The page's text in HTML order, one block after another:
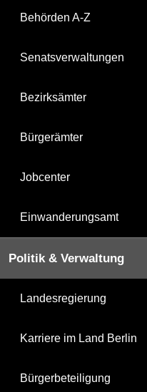
Behörden A-Z
Senatsverwaltungen
Bezirksämter
Bürgerämter
Jobcenter
Einwanderungsamt
Politik & Verwaltung
Landesregierung
Karriere im Land Berlin
Bürgerbeteiligung